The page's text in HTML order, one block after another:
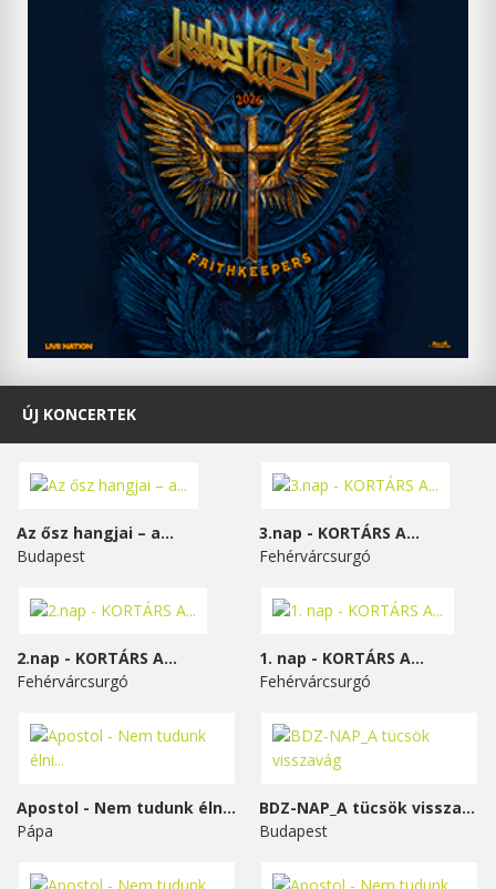
ÚJ KONCERTEK
Az ősz hangjai – a...
Budapest
3.nap - KORTÁRS A...
Fehérvárcsurgó
2.nap - KORTÁRS A...
Fehérvárcsurgó
1. nap - KORTÁRS A...
Fehérvárcsurgó
Apostol - Nem tudunk élni...
Pápa
BDZ-NAP_A tücsök visszavág
Budapest